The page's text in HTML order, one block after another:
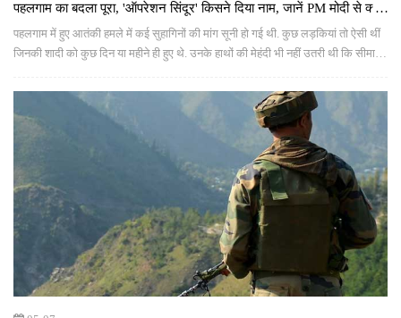
पहलगाम का बदला पूरा, 'ऑपरेशन सिंदूर' किसने दिया नाम, जानें PM मोदी से क्या
है कनेक्शन
पहलगाम में हुए आतंकी हमले में कई सुहागिनों की मांग सूनी हो गई थी. कुछ लड़कियां तो ऐसी थीं
जिनकी शादी को कुछ दिन या महीने ही हुए थे. उनके हाथों की मेहंदी भी नहीं उतरी थी कि सीमा
'ऑपरेशन सिंदूर' (Operation Sindoor) लॉन्च किया गया है.